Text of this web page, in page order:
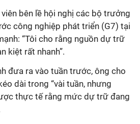
bên lề hội nghị các bộ trưởng
công nghiệp phát triển (G7) tại
“Tôi cho rằng nguồn dự trữ
kiệt rất nhanh”.
đưa ra vào tuần trước, ông cho
dài trong “vài tuần, nhưng
thực tế rằng mức dự trữ đang